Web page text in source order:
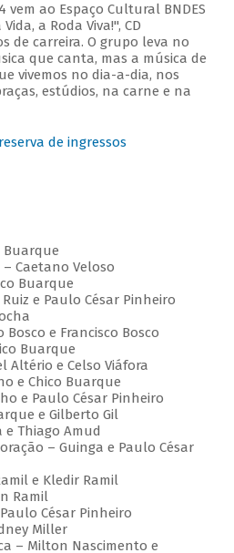
vem ao Espaço Cultural BNDES
a Roda Viva!", CD
de carreira. O grupo leva no
que canta, mas a música de
vivemos no dia-a-dia, nos
estúdios, na carne e na
de ingressos
Caetano Veloso
Buarque
e Paulo César Pinheiro
e Francisco Bosco
Buarque
e Celso Viáfora
e Chico Buarque
e Paulo César Pinheiro
e Gilberto Gil
Thiago Amud
– Guinga e Paulo César
e Kledir Ramil
Ramil
César Pinheiro
Miller
– Milton Nascimento e